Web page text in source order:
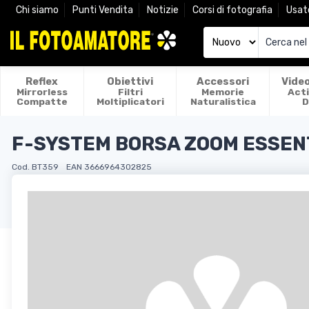
Chi siamo Punti Vendita Notizie Corsi di fotografia
Reflex
Mirrorless
Compatte
Obiettivi
Filtri
Moltiplicatori
Accessori
Memorie
Naturalistica
F-SYSTEM BORSA ZOOM
Cod. BT359 EAN 3666964302825